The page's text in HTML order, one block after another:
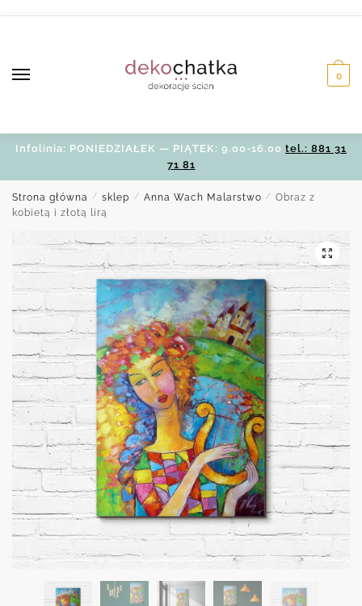
0
Infolinia: PONIEDZIAŁEK — PIĄTEK: 9.00-16.00 tel.: 881 31
71 81
Strona główna / sklep / Anna Wach Malarstwo / Obraz z
kobietą i złotą lirą